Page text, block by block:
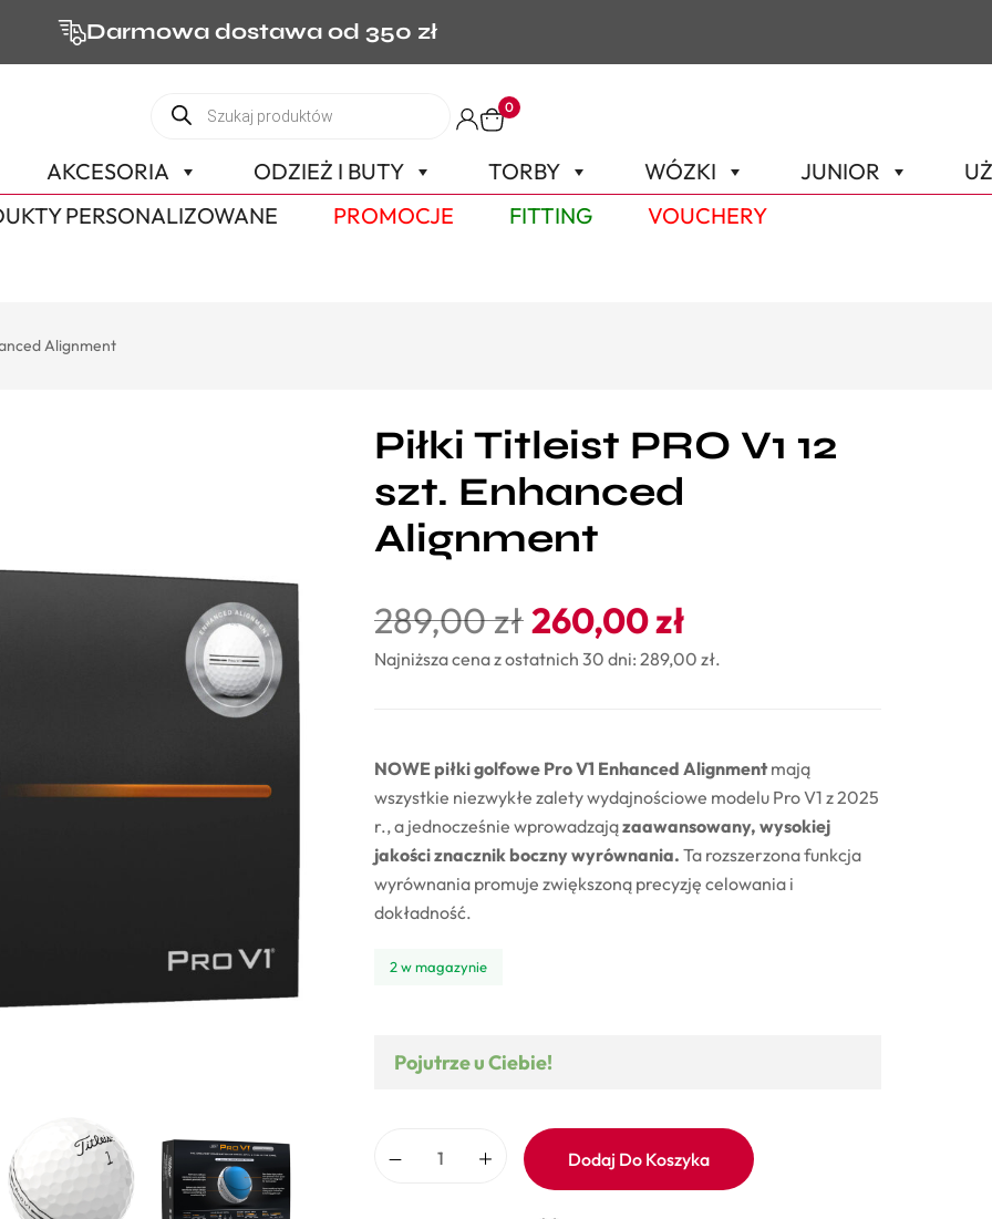
Darmowa dostawa od 350 zł
0
AKCESORIA ODZIEŻ I BUTY TORBY WÓZKI JUNIOR
PERSONALIZOWANE
PROMOCJE FITTING VOUCHERY
Alignment
Piłki Titleist PRO V1 12
szt. Enhanced
Alignment
289,00zł260,00zł
Najniższa cena z ostatnich 30 dni:289,00zł.
NOWE piłki golfowe Pro V1 Enhanced Alignmentmają
wszystkie niezwykłe zalety wydajnościowe modelu Pro V1 z 2025
r., a jednocześnie wprowadzajązaawansowany, wysokiej
jakości znacznik boczny wyrównania. Ta rozszerzona funkcja
wyrównania promuje zwiększoną precyzję celowania i
dokładność.
2 w magazynie
Pojutrze u Ciebie!
Dodaj Do Koszyka